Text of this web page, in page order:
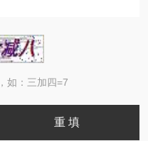
如：三加四=7